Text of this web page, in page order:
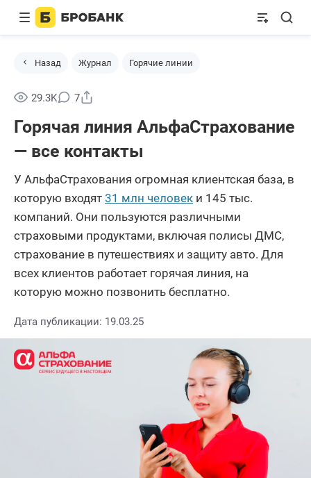
Назад Журнал Горячие линии
29.3K 7
Горячая линия АльфаСтрахование
— все контакты
У АльфаСтрахования огромная клиентская база, в
которую входят 31 млн человек и 145 тыс.
компаний. Они пользуются различными
страховыми продуктами, включая полисы ДМС,
страхование в путешествиях и защиту авто. Для
всех клиентов работает горячая линия, на
которую можно позвонить бесплатно.
Дата публикации: 19.03.25